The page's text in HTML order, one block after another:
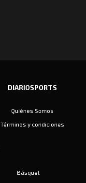
DIARIOSPORTS
Quiénes Somos
Términos y condiciones
Básquet